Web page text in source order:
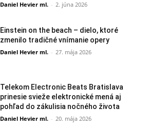
Daniel Hevier ml. - 2. júna 2026
Einstein on the beach – dielo, ktoré
zmenilo tradičné vnímanie opery
Daniel Hevier ml. - 27. mája 2026
Telekom Electronic Beats Bratislava
prinesie svieže elektronické mená aj
pohľad do zákulisia nočného života
Daniel Hevier ml. - 20. mája 2026